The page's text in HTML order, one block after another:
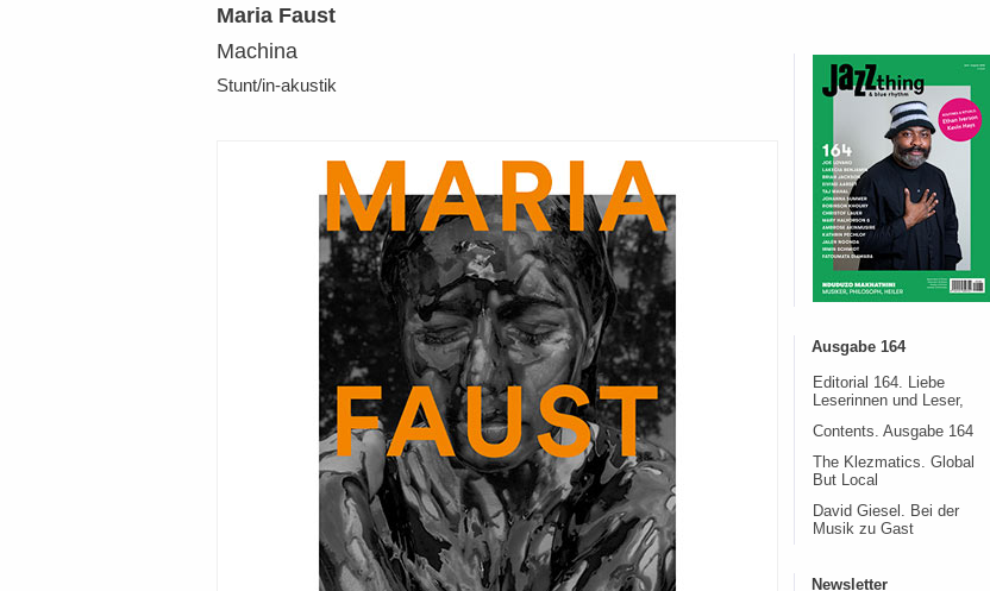
Maria Faust
Machina
Stunt/in-akustik
Ausgabe 164
Editorial 164. Liebe
Leserinnen und Leser,
Contents. Ausgabe 164
The Klezmatics. Global
But Local
David Giesel. Bei der
Musik zu Gast
Newsletter